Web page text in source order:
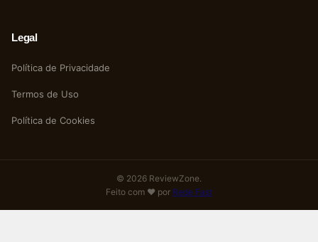
Legal
Política de Privacidade
Termos de Uso
Política de Cookies
© 2026 ReviewZone.
Feito com ❤️ por Rede Fast